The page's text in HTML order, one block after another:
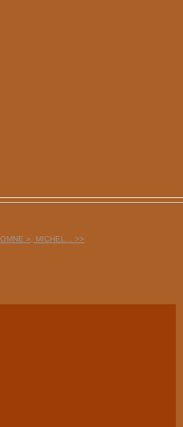
», MICHEL... >>